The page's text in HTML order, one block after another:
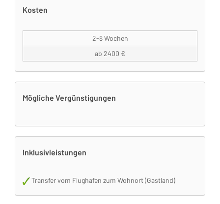
Kosten
2-8 Wochen
ab 2400 €
Mögliche Vergünstigungen
Inklusivleistungen
Transfer vom Flughafen zum Wohnort (Gastland)